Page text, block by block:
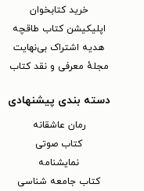
خرید کتابخوان
اپلیکیشن کتاب طاقچه
هدیه اشتراک بی‌نهایت
مجلهٔ معرفی و نقد کتاب
دسته بندی پیشنهادی
رمان عاشقانه
کتاب‌ صوتی
نمایشنامه
کتاب جامعه شناسی